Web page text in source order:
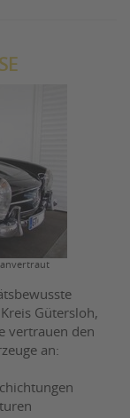
anvertraut
Gütersloh,
vertrauen den
an: